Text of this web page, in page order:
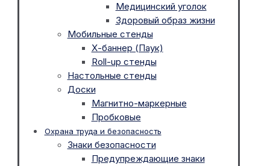
Медицинский уголок
Здоровый образ жизни
Мобильные стенды
Х-баннер (Паук)
Roll-up стенды
Настольные стенды
Доски
Магнитно-маркерные
Пробковые
Охрана труда и безопасность
Знаки безопасности
Предупреждающие знаки